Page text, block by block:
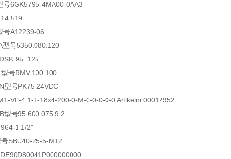
号6GK5795-4MA00-0AA3
号A12239-06
型号5350.080.120
95. 125
号RMV.100.100
型号PK75 24VDC
VP-4:1-T-18x4-200-0-M-0-0-0-0-0 Artikelnr.00012952
型号95.600.075.9.2
1 1/2"
SBC40-25-5-M12